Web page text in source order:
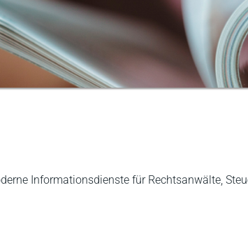
Informationsdienste für Rechtsanwälte,